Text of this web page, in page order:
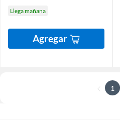
Llega mañana
Agregar
1